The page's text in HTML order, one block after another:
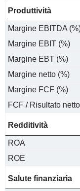
Produttività
Margine EBITDA
Margine EBIT (%)
Margine EBT (%)
Margine netto (%)
Margine FCF (%)
FCF / Risultato
Redditività
ROA
ROE
Salute finanziaria